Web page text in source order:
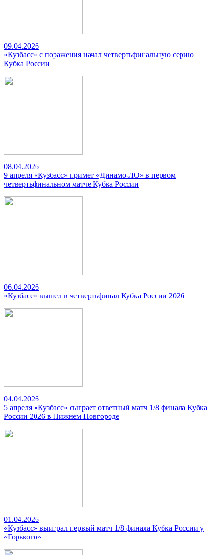
09.04.2026
«Кузбасс» с поражения начал четвертьфинальную серию
Кубка России
08.04.2026
9 апреля «Кузбасс» примет «Динамо-ЛО» в первом
четвертьфинальном матче Кубка России
06.04.2026
«Кузбасс» вышел в четвертьфинал Кубка России 2026
04.04.2026
5 апреля «Кузбасс» сыграет ответный матч 1/8 финала Кубка
России 2026 в Нижнем Новгороде
01.04.2026
«Кузбасс» выиграл первый матч 1/8 финала Кубка России у
«Горького»